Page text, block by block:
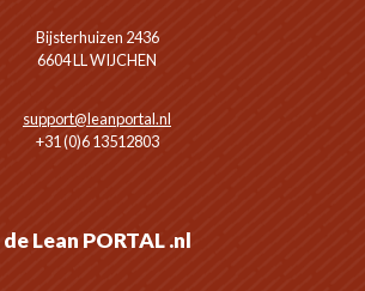
Bijsterhuizen 2436
6604 LL WIJCHEN
support@leanportal.nl
+31 (0)6 13512803
de Lean PORTAL .nl